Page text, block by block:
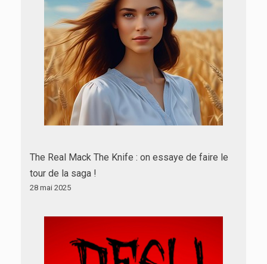
The Real Mack The Knife : on essaye de faire le
tour de la saga !
28 mai 2025